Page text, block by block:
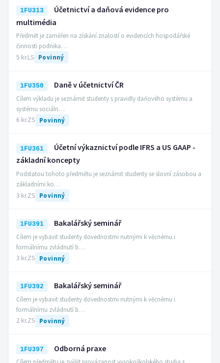
1FU313
Účetnictví a daňová evidence pro
multimédia
Předmět je zaměřen na získání znalostí o evidencích hospodářské
činnosti podnika…
5 kr.LS Povinný
1FU350 Daně v účetnictví ČR
Cílem výkladu je seznámit studenty s pravidly daňového systému a
systému sociáln…
6 kr.ZS Povinný
1FU361
Účetní výkaznictví podle IFRS a US GAAP -
základní koncepty
Podstatou tohoto předmětu je seznámit studenty se slovní zásobou a
základními ko…
3 kr.ZS Povinný
1FU391 Bakalářský seminář
Cílem je vybavit studenty dovednostmi nutnými k věcnému i
formálnímu zvládnutí b…
3 kr.ZS Povinný
1FU392 Bakalářský seminář
Cílem je vybavit studenty dovednostmi nutnými k věcnému i
formálnímu zvládnutí b…
2 kr.ZS Povinný
1FU397 Odborná praxe